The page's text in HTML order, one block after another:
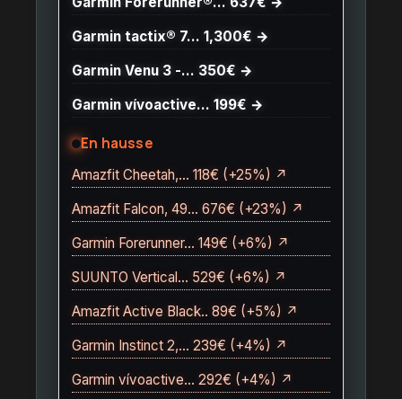
Garmin tactix® 7… 1,300€ →
Garmin Venu 3 -… 350€ →
Garmin vívoactive… 199€ →
En hausse
Amazfit Cheetah,… 118€ (+25%) ↗
Amazfit Falcon, 49… 676€ (+23%) ↗
Garmin Forerunner… 149€ (+6%) ↗
SUUNTO Vertical… 529€ (+6%) ↗
Amazfit Active Black.. 89€ (+5%) ↗
Garmin Instinct 2,… 239€ (+4%) ↗
Garmin vívoactive… 292€ (+4%) ↗